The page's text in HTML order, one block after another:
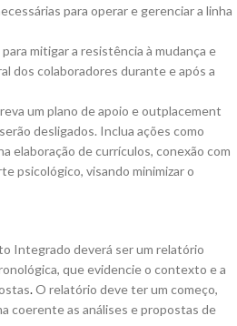
para operar e gerenciar a linha
mitigar a resistência à mudança e
dos colaboradores durante e após a
um plano de apoio e outplacement
desligados. Inclua ações como
elaboração de currículos, conexão com
psicológico, visando minimizar o
Integrado deverá ser um relatório
que evidencie o contexto e a
.O relatório deve ter um começo,
coerente as análises e propostas de